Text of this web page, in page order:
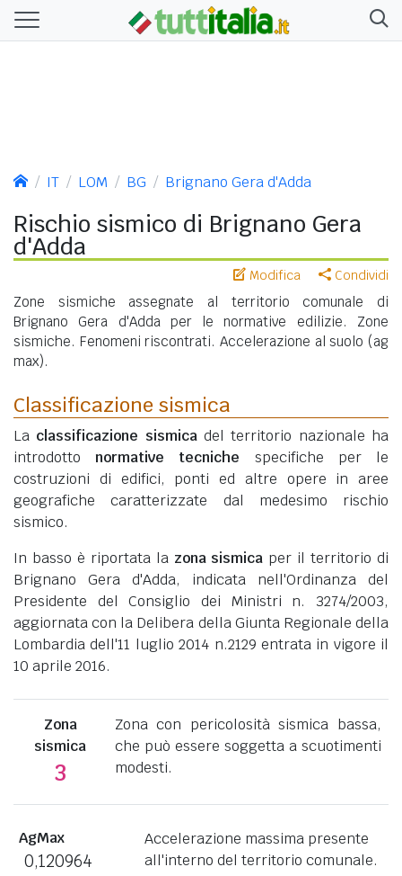
IT LOM BG Brignano Gera d'Adda
Rischio sismico di Brignano Gera
d'Adda
Modifica Condividi
Zone sismiche assegnate al territorio comunale di
Brignano Gera d'Adda per le normative edilizie. Zone
sismiche. Fenomeni riscontrati. Accelerazione al suolo (ag
max).
Classificazione sismica
La classificazione sismicadel territorio nazionale ha
introdotto normative tecniche specifiche per le
costruzioni di edifici, ponti ed altre opere in aree
geografiche caratterizzate dal medesimo rischio
sismico.
In basso è riportata la zona sismica per il territorio di
Brignano Gera d'Adda, indicata nell'Ordinanza del
Presidente del Consiglio dei Ministri n. 3274/2003,
aggiornata con la Delibera della Giunta Regionale della
Lombardia dell'11 luglio 2014 n.2129 entrata in vigore il
10 aprile 2016.
Zona
sismica
3
Zona con pericolosità sismica bassa,
che può essere soggetta a scuotimenti
modesti.
AgMax
0,120964
Accelerazione massima presente
all'interno del territorio comunale.